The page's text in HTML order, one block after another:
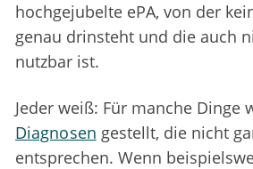
hochgejubelte ePA, von der
genau drinsteht und die auch
nutzbar ist.
Jeder weiß: Für manche Dinge
Diagnosen gestellt, die nicht
entsprechen. Wenn